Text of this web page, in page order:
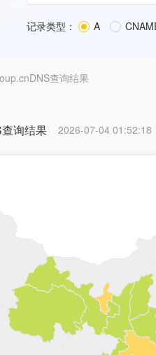
记录类型： A
查询结果
询结果 2026-07-04 01:52:18